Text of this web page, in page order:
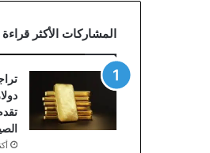
المشاركات الأكثر قراءة